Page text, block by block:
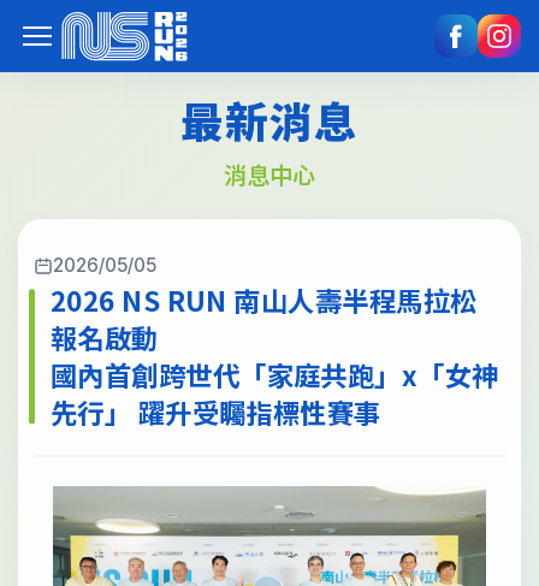
最新消息
消息中心
2026 NS RUN 南山人壽半程馬拉松
報名啟動
國內首創跨世代「家庭共跑」x「女神
先行」 躍升受矚指標性賽事
2026/05/05